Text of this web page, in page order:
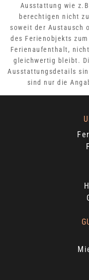
Ausstattung wie
berechtigen nicht
soweit der Austausch
des Ferienobjekts
Ferienaufenthalt,
gleichwertig bleibt.
Ausstattungsdetails
sind nur die